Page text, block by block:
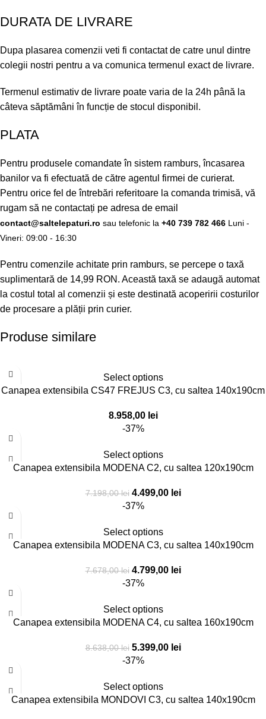
DURATA DE LIVRARE
Dupa plasarea comenzii veti fi contactat de catre unul dintre
colegii nostri pentru a va comunica termenul exact de livrare.
Termenul estimativ de livrare poate varia de la 24h până la
câteva săptămâni în funcție de stocul disponibil.
PLATA
Pentru produsele comandate în sistem ramburs, încasarea
banilor va fi efectuată de către agentul firmei de curierat.
Pentru orice fel de întrebări referitoare la comanda trimisă, vă
rugam să ne contactați pe adresa de email
contact@saltelepaturi.ro sau telefonic la +40 739 782 466 Luni -
Vineri: 09:00 - 16:30
Pentru comenzile achitate prin ramburs, se percepe o taxă
suplimentară de 14,99 RON. Această taxă se adaugă automat
la costul total al comenzii și este destinată acoperirii costurilor
de procesare a plății prin curier.
Produse similare
Select options
Canapea extensibila CS47 FREJUS C3, cu saltea 140x190cm
8.958,00 lei
-37%
Select options
Canapea extensibila MODENA C2, cu saltea 120x190cm
7.198,00lei 4.499,00 lei
-37%
Select options
Canapea extensibila MODENA C3, cu saltea 140x190cm
7.678,00lei 4.799,00 lei
-37%
Select options
Canapea extensibila MODENA C4, cu saltea 160x190cm
8.638,00lei 5.399,00 lei
-37%
Select options
Canapea extensibila MONDOVI C3, cu saltea 140x190cm